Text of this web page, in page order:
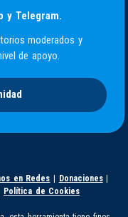
y Telegram.
moderados y
de apoyo.
en Redes | Donaciones|
Política de Cookies